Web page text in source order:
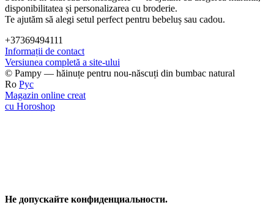
disponibilitatea și personalizarea cu broderie.
Te ajutăm să alegi setul perfect pentru bebeluș sau cadou.
+37369494111
Informații de contact
Versiunea completă a site-ului
© Pampy — hăinuțe pentru nou-născuți din bumbac natural
Ro Рус
Magazin online creat
cu Horoshop
Не допускайте конфиденциальности.